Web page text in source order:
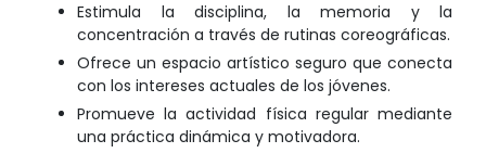
Estimula la disciplina, la memoria y la
concentración a través de rutinas coreográficas.
Ofrece un espacio artístico seguro que conecta
con los intereses actuales de los jóvenes.
Promueve la actividad física regular mediante
una práctica dinámica y motivadora.